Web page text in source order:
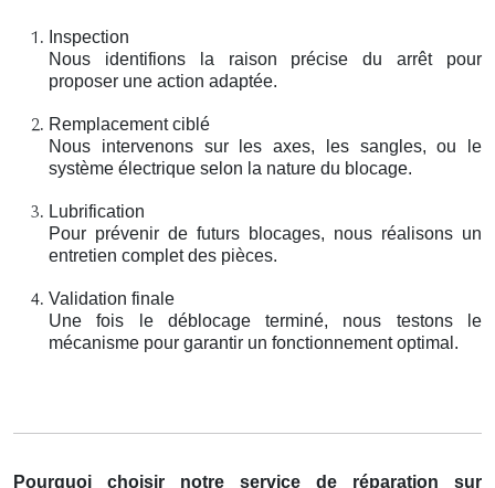
Inspection
Nous identifions la raison précise du arrêt pour
proposer une action adaptée.
Remplacement ciblé
Nous intervenons sur les axes, les sangles, ou le
système électrique selon la nature du blocage.
Lubrification
Pour prévenir de futurs blocages, nous réalisons un
entretien complet des pièces.
Validation finale
Une fois le déblocage terminé, nous testons le
mécanisme pour garantir un fonctionnement optimal.
Pourquoi choisir notre service de réparation sur